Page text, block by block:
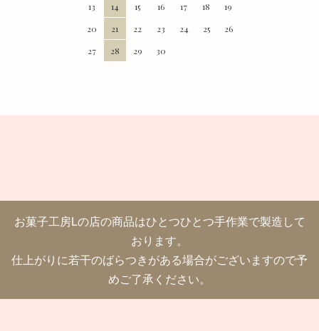
13
14 15 16 17 18
19
20
21 22 23 24 25
26
27
28 29 30
お菓子工房Lの店の商品はひとつひとつ手作業で製造して
おります。
仕上がりに若干のばらつきがある場合がございますので予
めご了承ください。